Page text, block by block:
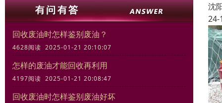
回收废油时怎样鉴别废油？
4628阅读 2025-01-21 20:10:07
怎样的废油才能回收再利用
4197阅读 2025-01-21 20:08:47
回收废油时怎样鉴别废油好坏
沈
24-